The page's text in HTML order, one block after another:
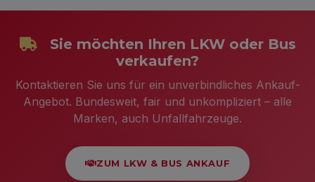
Sie möchten Ihren LKW oder Bus
verkaufen?
Kontaktieren Sie uns für ein unverbindliches Ankauf-
Angebot. Bundesweit, fair und unkompliziert – alle
Marken, auch Unfallfahrzeuge.
ZUM LKW & BUS ANKAUF